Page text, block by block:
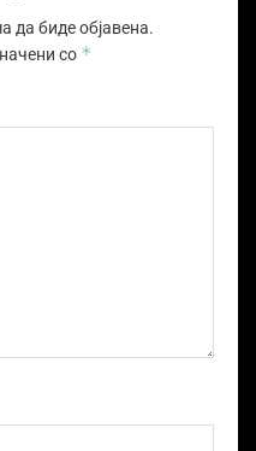
да биде објавена.
со *